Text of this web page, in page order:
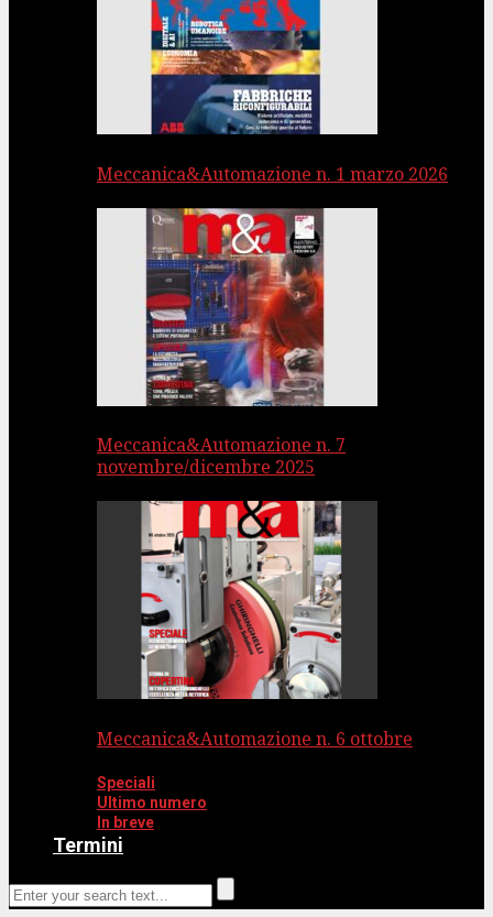
Meccanica&Automazione n. 1 marzo 2026
Meccanica&Automazione n. 7
novembre/dicembre 2025
Meccanica&Automazione n. 6 ottobre
Speciali
Ultimo numero
In breve
Termini